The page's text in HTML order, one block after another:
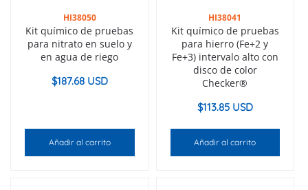
HI38050
Kit químico de pruebas
para nitrato en suelo y
en agua de riego
$187.68 USD
Añadir al carrito
HI38041
Kit químico de pruebas
para hierro (Fe+2 y
Fe+3) intervalo alto con
disco de color
Checker®
$113.85 USD
Añadir al carrito